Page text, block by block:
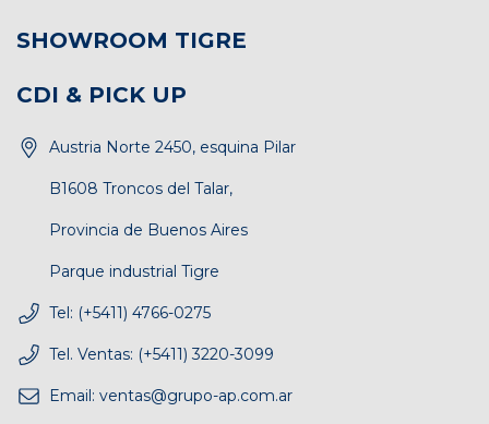
SHOWROOM TIGRE
CDI & PICK UP
Austria Norte 2450, esquina Pilar
B1608 Troncos del Talar,
Provincia de Buenos Aires
Parque industrial Tigre
Tel: (+5411) 4766-0275
Tel. Ventas: (+5411) 3220-3099
Email: ventas@grupo-ap.com.ar